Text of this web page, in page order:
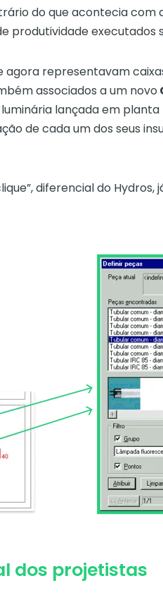
do que acontecia com
produtividade executados
agora representavam
associados a um novo
lançada em
de cada um dos seus
diferencial do Hydros,
dos projetistas